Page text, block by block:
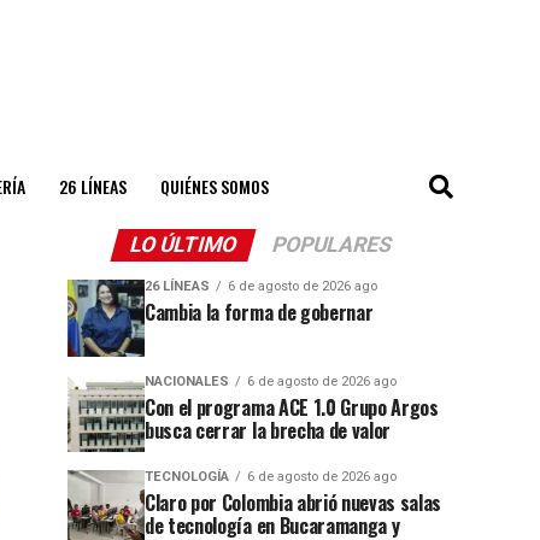
26 LÍNEAS QUIÉNES SOMOS
LO ÚLTIMO POPULARES
26 LÍNEAS 6 de agosto de 2026 ago
Cambia la forma de gobernar
NACIONALES 6 de agosto de 2026 ago
Con el programa ACE 1.0 Grupo Argos
busca cerrar la brecha de valor
TECNOLOGÍA 6 de agosto de 2026 ago
Claro por Colombia abrió nuevas salas
de tecnología en Bucaramanga y